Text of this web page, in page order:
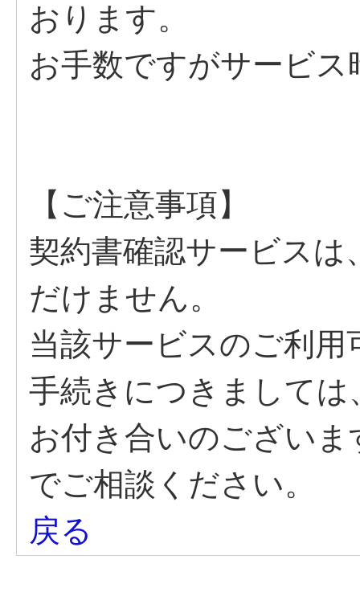
おります。
お手数ですがサービ
【ご注意事項】
契約書確認サービスは
だけません。
当該サービスのご利
手続きにつきましては
お付き合いのござい
でご相談ください。
戻る